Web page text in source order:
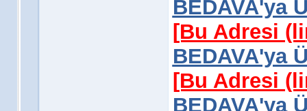
BEDAVA'ya
[Bu Adresi
BEDAVA'ya
[Bu Adresi
BEDAVA'ya